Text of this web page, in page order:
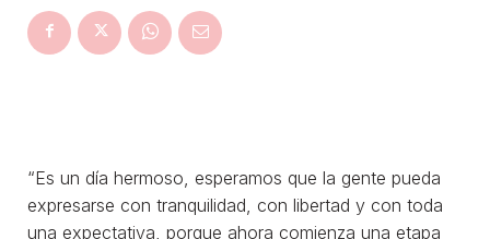
“Es un día hermoso, esperamos que la gente pueda
expresarse con tranquilidad, con libertad y con toda
una expectativa, porque ahora comienza una etapa